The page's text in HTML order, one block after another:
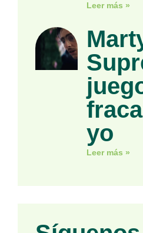
Leer más »
yo
Leer más »